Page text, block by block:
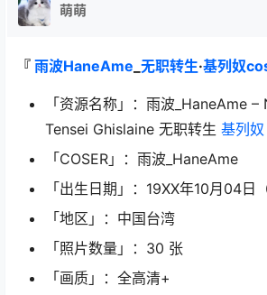
萌萌
『 雨波HaneAme 无职转生·基列奴
「资源名称」：雨波_HaneAme –
Tensei Ghislaine 无职转生 基列奴
「COSER」：雨波_HaneAme
「出生日期」：19XX年10月04日
「地区」：中国台湾
「照片数量」：30 张
「画质」：全高清+